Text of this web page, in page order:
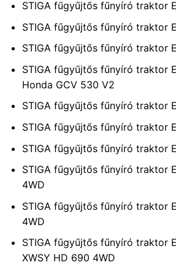
STIGA fűgyűjtős fűnyíró traktor
STIGA fűgyűjtős fűnyíró traktor
STIGA fűgyűjtős fűnyíró traktor
STIGA fűgyűjtős fűnyíró traktor
Honda GCV 530 V2
STIGA fűgyűjtős fűnyíró traktor
STIGA fűgyűjtős fűnyíró traktor
STIGA fűgyűjtős fűnyíró traktor
STIGA fűgyűjtős fűnyíró traktor
4WD
STIGA fűgyűjtős fűnyíró traktor
4WD
STIGA fűgyűjtős fűnyíró traktor
XWSY HD 690 4WD